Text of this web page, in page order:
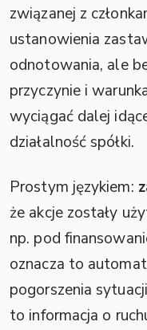
związanej z
ustanowienia
odnotowania, ale
przyczynie i
wyciągać dalej
działalność spółki.
Prostym językiem:
że akcje zostały
np. pod
oznacza to
pogorszenia
to informacja o